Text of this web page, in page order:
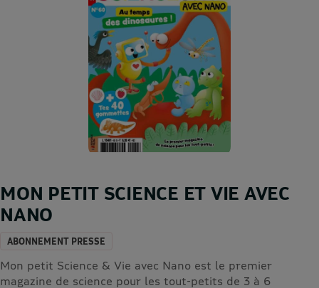
MON PETIT SCIENCE ET VIE AVEC
NANO
ABONNEMENT PRESSE
Mon petit Science & Vie avec Nano est le premier
magazine de science pour les tout-petits de 3 à 6